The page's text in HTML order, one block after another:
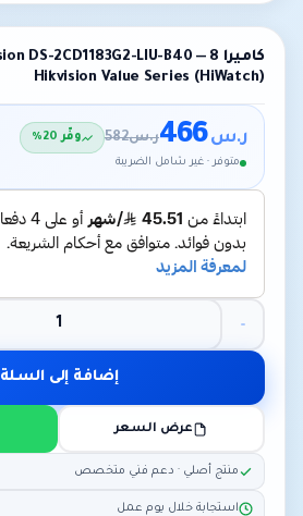
Hikvision Value Series (HiWatch)
ر.س466ر.س582 وفّر 20%
متوفر · غير شامل الضريبة
إضافة إلى السلة
عرض السعر
منتج أصلي · دعم فني متخصص
استجابة خلال يوم عمل